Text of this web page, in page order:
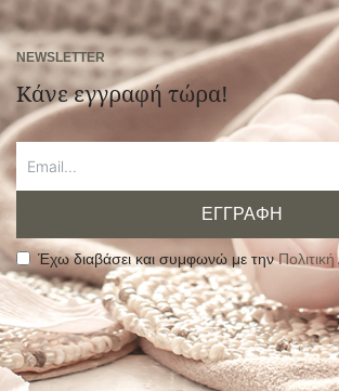
NEWSLETTER
Κάνε εγγραφή τώρα!
ΕΓΓΡΑΦΗ
Έχω διαβάσει και συμφωνώ με την
Alternative: